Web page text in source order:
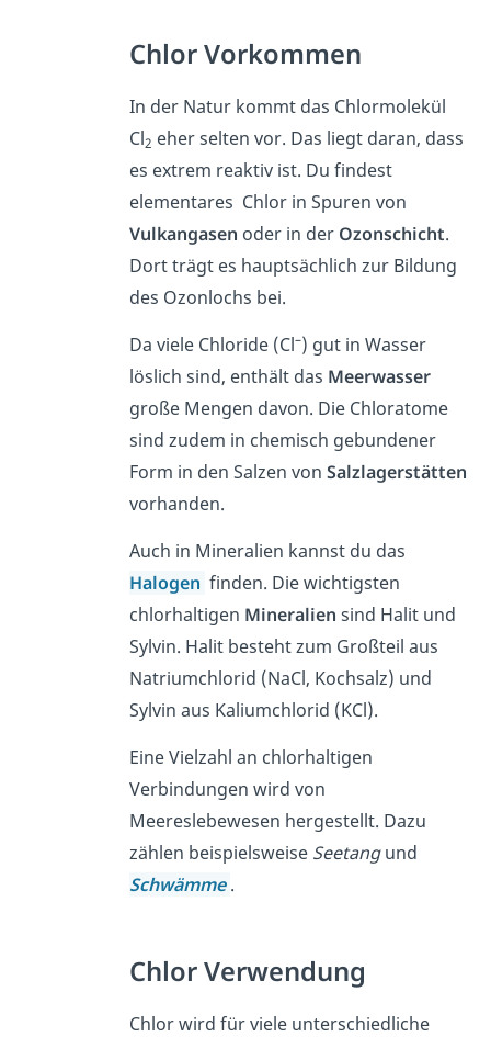
Chlor Vorkommen
In der Natur kommt das Chlormolekül
Cl2 eher selten vor. Das liegt daran, dass
es extrem reaktiv ist. Du findest
elementares Chlor in Spuren von
Vulkangasen oder in der Ozonschicht.
Dort trägt es hauptsächlich zur Bildung
des Ozonlochs bei.
Da viele Chloride (Cl–) gut in Wasser
löslich sind, enthält das Meerwasser
große Mengen davon. Die Chloratome
sind zudem in chemisch gebundener
Form in den Salzen von Salzlagerstätten
vorhanden.
Auch in Mineralien kannst du das
Halogen finden. Die wichtigsten
chlorhaltigen Mineralien sind Halit und
Sylvin. Halit besteht zum Großteil aus
Natriumchlorid (NaCl, Kochsalz) und
Sylvin aus Kaliumchlorid (KCl).
Eine Vielzahl an chlorhaltigen
Verbindungen wird von
Meereslebewesen hergestellt. Dazu
zählen beispielsweiseSeetangund
Schwämme.
Chlor Verwendung
Chlor wird für viele unterschiedliche